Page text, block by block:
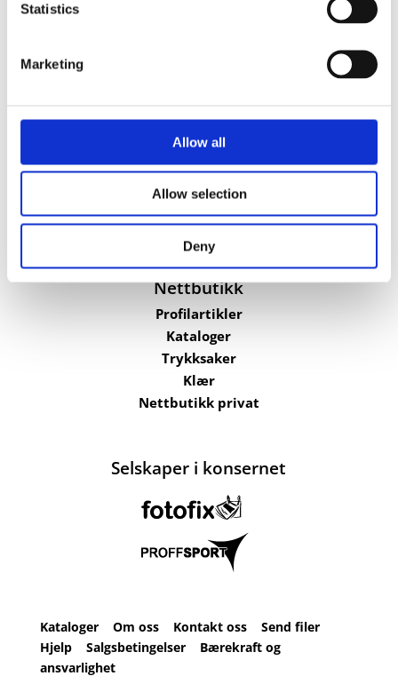
Statistics
Marketing
Allow all
Allow selection
Deny
Vi utvikler produkter og konsepter i alle kanaler – Alt
fra enkle produkter til sammensatte kampanjer
Kontakt
51 82 67 00
Kvalebergveien 21, 4016 Stavanger
Man – fre 08:00 – 16:00
Nettbutikk
Profilartikler
Kataloger
Trykksaker
Klær
Nettbutikk privat
Selskaper i konsernet
Kataloger Om oss Kontakt oss
Send filer
Hjelp Salgsbetingelser
Bærekraft og
ansvarlighet